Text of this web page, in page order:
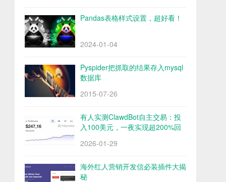
Pandas表格样式设置，超好看！
2024-01-04
Pyspider把抓取的结果存入mysql
数据库
2015-07-26
有人实测ClawdBot自主交易：投
入100美元，一夜实现超200%回
2026-01-29
海外红人营销开发信必装插件大揭
秘